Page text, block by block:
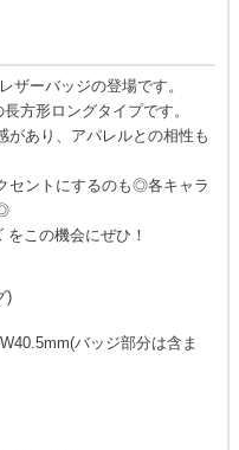
ザーバッジの登場です。
方形ロングタイプです。
があり、アパレルとの相性も
セントにするのも◎各キャラ
この機会にぜひ！
)
バッジ部分は含ま